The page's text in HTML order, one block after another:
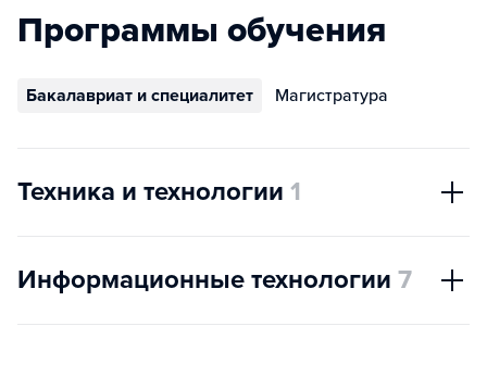
Программы обучения
Бакалавриат и специалитет Магистратура
Техника и технологии 1
Информационные технологии 7